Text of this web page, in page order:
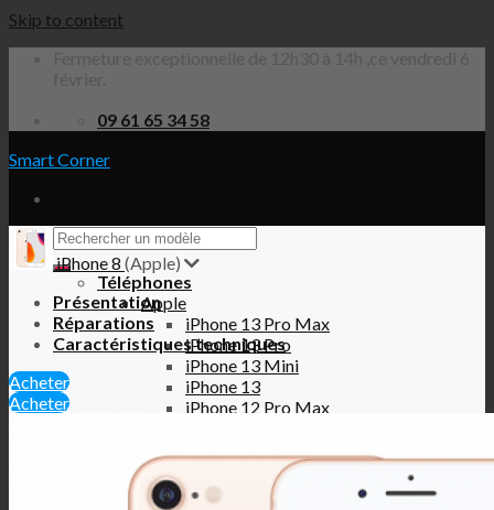
Skip to content
09 61 65 34 58
Smart Corner
Téléphones
Apple
iPhone 13 Pro Max
iPhone 13 Pro
iPhone 13 Mini
iPhone 13
iPhone 12 Pro Max
iPhone SE 2020
iPhone 8 (Apple)
Présentation
Réparations
Caractéristiques techniques
Acheter
Acheter